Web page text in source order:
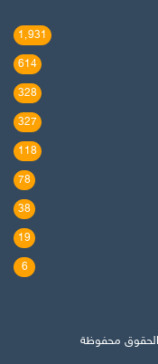
1٬931
614
328
327
118
78
38
19
6